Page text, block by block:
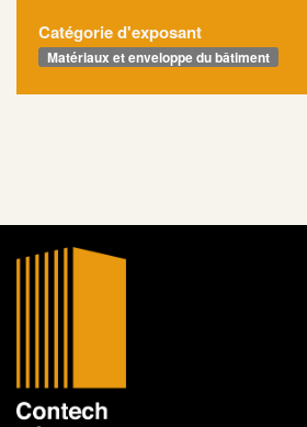
Catégorie d'exposant
Matériaux et enveloppe du bâtiment